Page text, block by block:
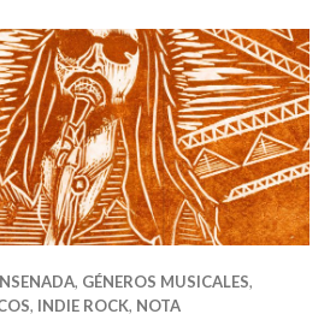
, GÉNEROS MUSICALES,
, INDIE ROCK, NOTA